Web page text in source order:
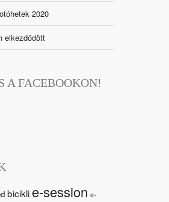
2020
elkezdődött
A FACEBOOKON!
bicikli e-session e-